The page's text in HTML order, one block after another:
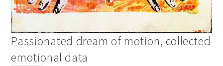
Passionated dream of motion, collected
emotional data